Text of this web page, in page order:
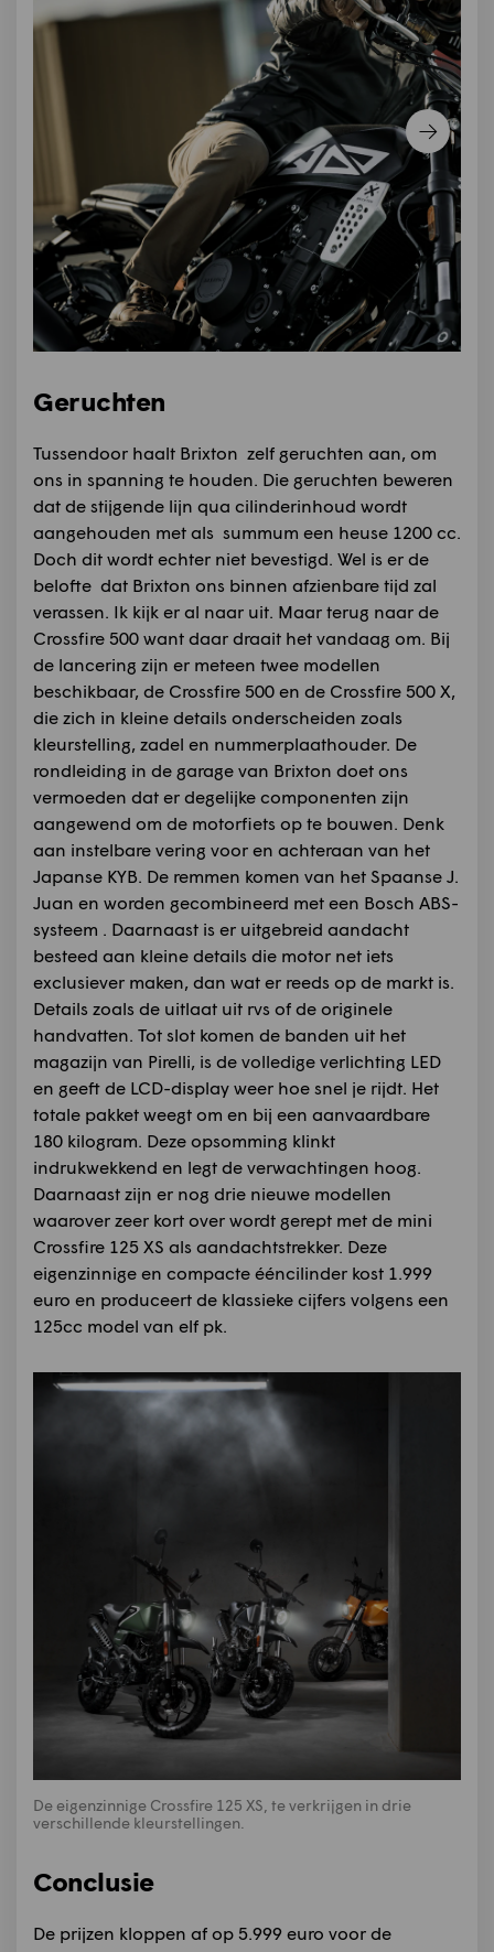
Geruchten
Tussendoor haalt Brixton zelf geruchten aan, om
ons in spanning te houden. Die geruchten beweren
dat de stijgende lijn qua cilinderinhoud wordt
aangehouden met als summum een heuse 1200 cc.
Doch dit wordt echter niet bevestigd. Wel is er de
belofte dat Brixton ons binnen afzienbare tijd zal
verassen. Ik kijk er al naar uit. Maar terug naar de
Crossfire 500 want daar draait het vandaag om. Bij
de lancering zijn er meteen twee modellen
beschikbaar, de Crossfire 500 en de Crossfire 500 X,
die zich in kleine details onderscheiden zoals
kleurstelling, zadel en nummerplaathouder. De
rondleiding in de garage van Brixton doet ons
vermoeden dat er degelijke componenten zijn
aangewend om de motorfiets op te bouwen. Denk
aan instelbare vering voor en achteraan van het
Japanse KYB. De remmen komen van het Spaanse J.
Juan en worden gecombineerd met een Bosch ABS-
systeem . Daarnaast is er uitgebreid aandacht
besteed aan kleine details die motor net iets
exclusiever maken, dan wat er reeds op de markt is.
Details zoals de uitlaat uit rvs of de originele
handvatten. Tot slot komen de banden uit het
magazijn van Pirelli, is de volledige verlichting LED
en geeft de LCD-display weer hoe snel je rijdt. Het
totale pakket weegt om en bij een aanvaardbare
180 kilogram. Deze opsomming klinkt
indrukwekkend en legt de verwachtingen hoog.
Daarnaast zijn er nog drie nieuwe modellen
waarover zeer kort over wordt gerept met de mini
Crossfire 125 XS als aandachtstrekker. Deze
eigenzinnige en compacte ééncilinder kost 1.999
euro en produceert de klassieke cijfers volgens een
125cc model van elf pk.
De eigenzinnige Crossfire 125 XS, te verkrijgen in drie
verschillende kleurstellingen.
Conclusie
De prijzen kloppen af op 5.999 euro voor de